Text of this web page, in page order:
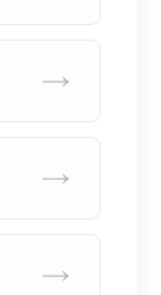
→
→
→